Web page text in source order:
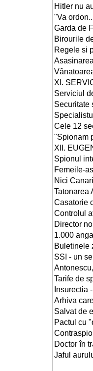
Hitler nu
"Va
Garda de
Birourile
Regele si
XI.
Serviciul
Securitate
Cele 12
"Spionam
XII.
Spionul
Femeile-
Nici
Tatonarea
Casatorie
Controlul
Director
1.000
Buletinele
SSI - un
Tarife de
Insurectia
Arhiva
Salvat de
Pactul cu
Doctor în
Jaful